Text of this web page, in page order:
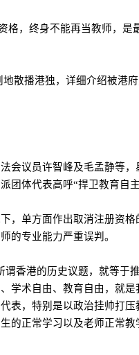
格，终身不能再当教师，是
散播港独，详细介绍被港
会议员许智峰及毛孟静等，
体代表高呼“捍卫教育自
，单方面作出取消注册资
的专业能力严重误判。
香港的历史议题，就等于
学术自由、教育自由，就
表，特别是以政治挂帅打
的正常学习以及老师正常